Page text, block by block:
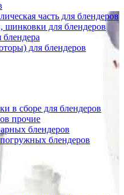
часть для блендеров
шинковки для блендеров
блендера
для блендеров
в сборе для блендеров
прочие
блендеров
блендеров